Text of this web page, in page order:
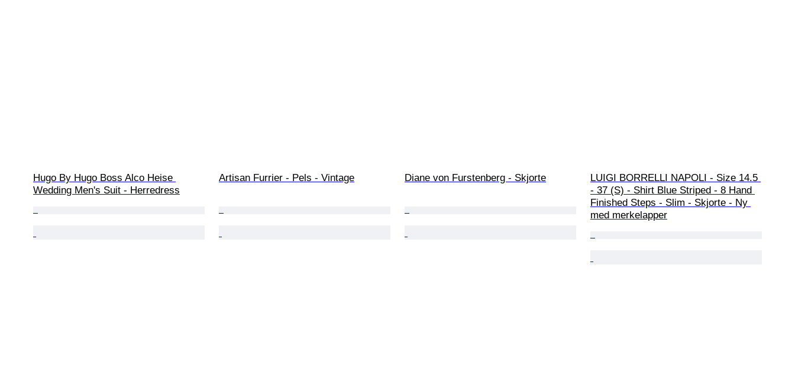
Hugo By Hugo Boss Alco Heise
Wedding Men's Suit - Herredress
Artisan Furrier - Pels - Vintage Diane von Furstenberg - Skjorte
LUIGI BORRELLI NAPOLI - Size 14.5
- 37 (S) - Shirt Blue Striped - 8 Hand
Finished Steps - Slim - Skjorte - Ny
med merkelapper